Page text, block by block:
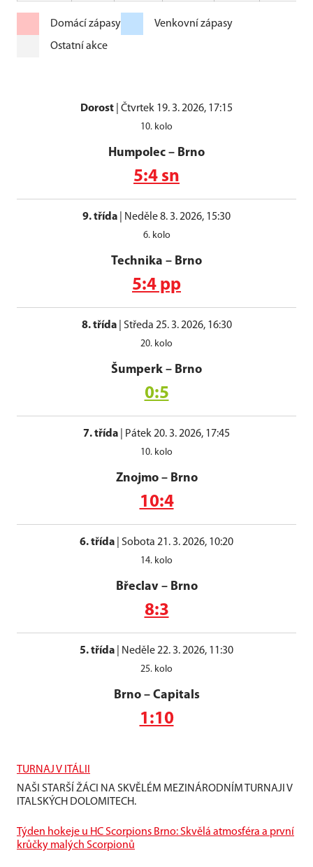
Domácí zápasy
Venkovní zápasy
Ostatní akce
Dorost Čtvrtek 19. 3. 2026, 17:15
10. kolo
Humpolec – Brno
5:4 sn
9. třída Neděle 8. 3. 2026, 15:30
6. kolo
Technika – Brno
5:4 pp
8. třída| Středa 25. 3. 2026, 16:30
20. kolo
Šumperk – Brno
0:5
7. třída Pátek 20. 3. 2026, 17:45
10. kolo
Znojmo– Brno
10:4
6. třída Sobota 21. 3. 2026, 10:20
14. kolo
Břeclav– Brno
8:3
5. třída Neděle 22. 3. 2026, 11:30
25. kolo
Brno– Capitals
1:10
TURNAJ V ITÁLII
NAŠI STARŠÍ ŽÁCI NA SKVĚLÉM MEZINÁRODNÍM TURNAJI V
ITALSKÝCH DOLOMITECH.
Týden hokeje u HC Scorpions Brno: Skvělá atmosféra a první
krůčky malých Scorpionů